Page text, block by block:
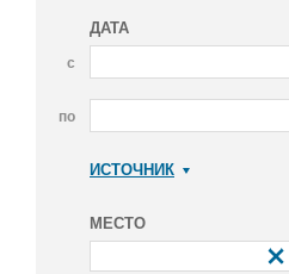
ДАТА
с
по
ИСТОЧНИК
МЕСТО